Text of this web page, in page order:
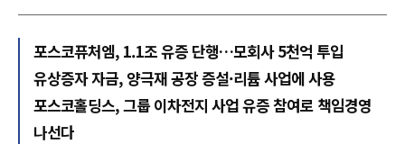
포스코퓨처엠, 1.1조 유증 단행…모회사 5천억 투입
유상증자 자금, 양극재 공장 증설·리튬 사업에 사용
포스코홀딩스, 그룹 이차전지 사업 유증 참여로 책임경영
나선다